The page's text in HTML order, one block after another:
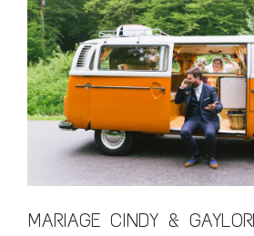
MARIAGE CINDY &